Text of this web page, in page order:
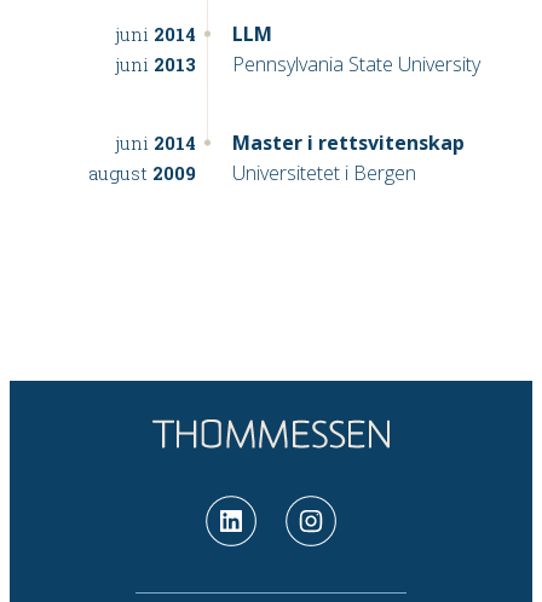
juni 2014
juni 2013
LLM
Pennsylvania State University
juni 2014
august 2009
Master i rettsvitenskap
Universitetet i Bergen